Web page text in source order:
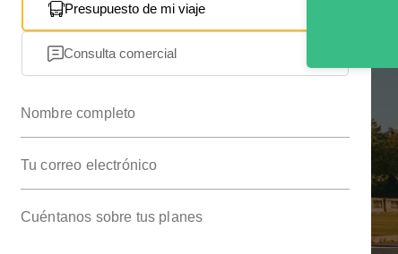
Presupuesto de mi viaje
Consulta comercial